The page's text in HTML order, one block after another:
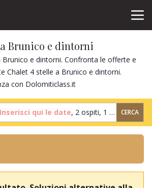
Brunico e dintorni
Brunico e dintorni. Confronta le offerte e
Chalet 4 stelle a Brunico e dintorni.
con Dolomiticlass.it
Inserisci qui le date, 2 ospiti, 1 camera CERCA